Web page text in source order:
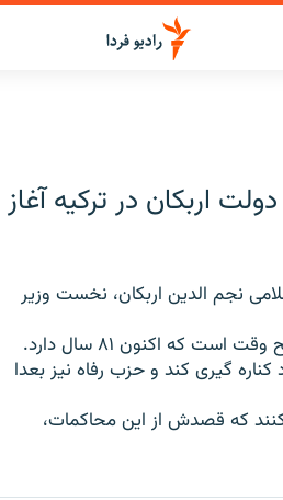
دولت اربکان در ترکیه آغاز
اسلامی نجم الدین اربکان، نخست وزیر
که اکنون ۸۱ سال دارد.
گیری کند و حزب رفاه نیز بعدا
که قصدش از این محاکمات،